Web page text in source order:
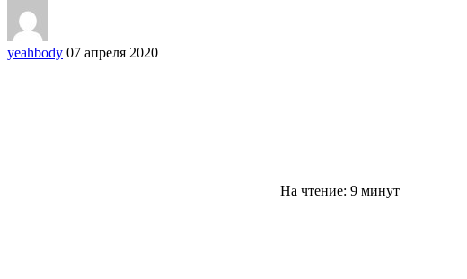
yeahbody 07 апреля 2020
На чтение: 9 минут